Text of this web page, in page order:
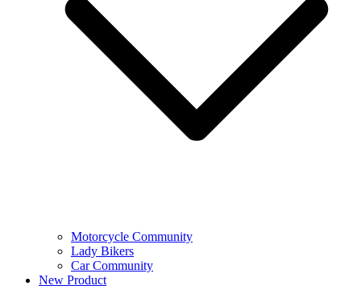
Motorcycle Community
Lady Bikers
Car Community
New Product